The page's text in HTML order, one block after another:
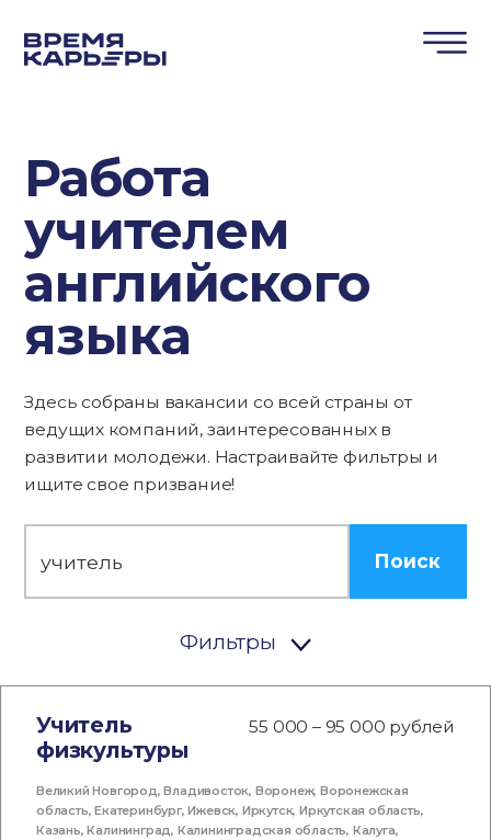
Работа
учителем
английского
языка
Здесь собраны вакансии со всей страны от
ведущих компаний, заинтересованных в
развитии молодежи. Настраивайте фильтры и
ищите свое призвание!
Поиск
Фильтры
Учитель
физкультуры
55 000 – 95 000 рублей
Великий Новгород,Владивосток, Воронеж,Воронежская
область,Екатеринбург,Ижевск, Иркутск,Иркутская область,
Казань,Калининград, Калининградская область, Калуга,